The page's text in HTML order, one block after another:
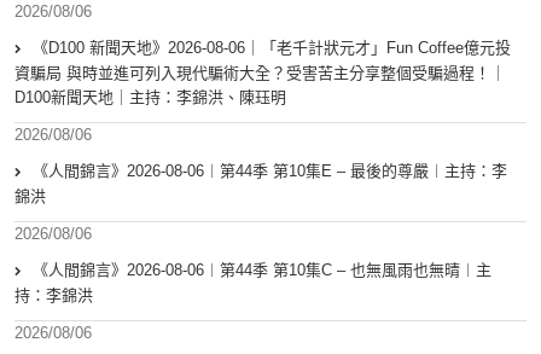
2026/08/06
《D100 新聞天地》2026-08-06｜「老千計狀元才」Fun Coffee億元投
資騙局 與時並進可列入現代騙術大全？受害苦主分享整個受騙過程！｜
D100新聞天地｜主持：李錦洪、陳珏明
2026/08/06
《人間錦言》2026-08-06︱第44季 第10集E – 最後的尊嚴︱主持：李
錦洪
2026/08/06
《人間錦言》2026-08-06︱第44季 第10集C – 也無風雨也無晴︱主
持：李錦洪
2026/08/06